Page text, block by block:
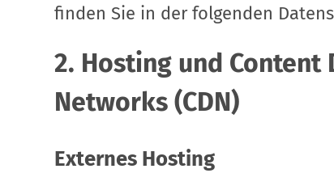
finden Sie in der folgenden
2. Hosting und Content
Networks (CDN)
Externes Hosting